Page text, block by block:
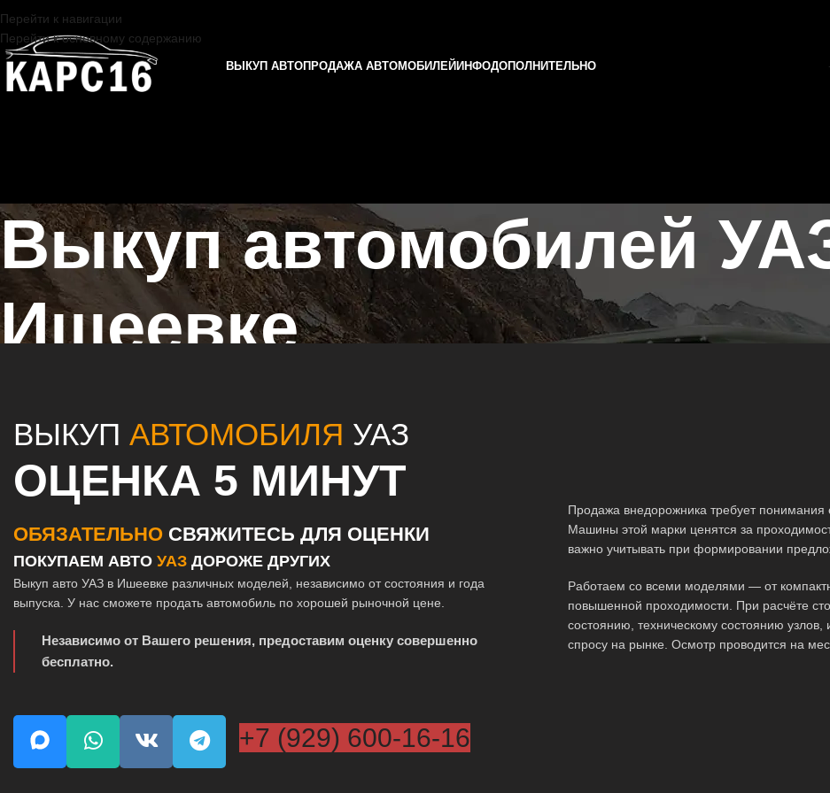
Перейти к навигации
Перейти к основному содержанию
ВЫКУП АВТОПРОДАЖА АВТОМОБИЛЕЙ ИНФОДОПОЛНИТЕЛЬНО
Выкуп автомобилей
Ишеевке
ВЫКУП АВТОМОБИЛЯ УАЗ
ОЦЕНКА 5 МИНУТ
ОБЯЗАТЕЛЬНО СВЯЖИТЕСЬ ДЛЯ ОЦЕНКИ
ПОКУПАЕМ АВТО УАЗ ДОРОЖЕ ДРУГИХ
Выкуп авто УАЗ в Ишеевке различных моделей, независимо от состояния и года
выпуска. У нас сможете продать автомобиль по хорошей рыночной цене.
Независимо от Вашего решения, предоставим оценку совершенно
бесплатно.
+7 (929) 600-16-16
Продажа внедорожника требует понимания
Машины этой марки ценятся за
важно учитывать при формировании
Работаем со всеми моделями — от
повышенной проходимости. При расчёте
состоянию, техническому состоянию
спросу на рынке. Осмотр проводится на